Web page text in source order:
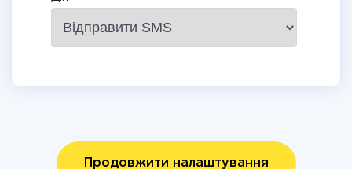
Продовжити налаштування